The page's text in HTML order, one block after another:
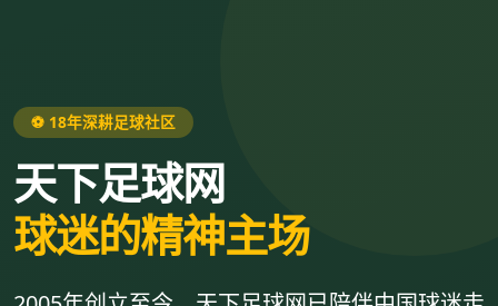
⚽ 18年深耕足球社区
天下足球网
球迷的精神主场